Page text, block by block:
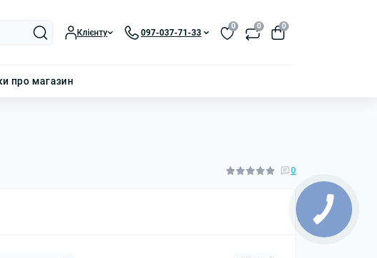
Клієнту 097-037-71-33
0 0 0
про магазин
0